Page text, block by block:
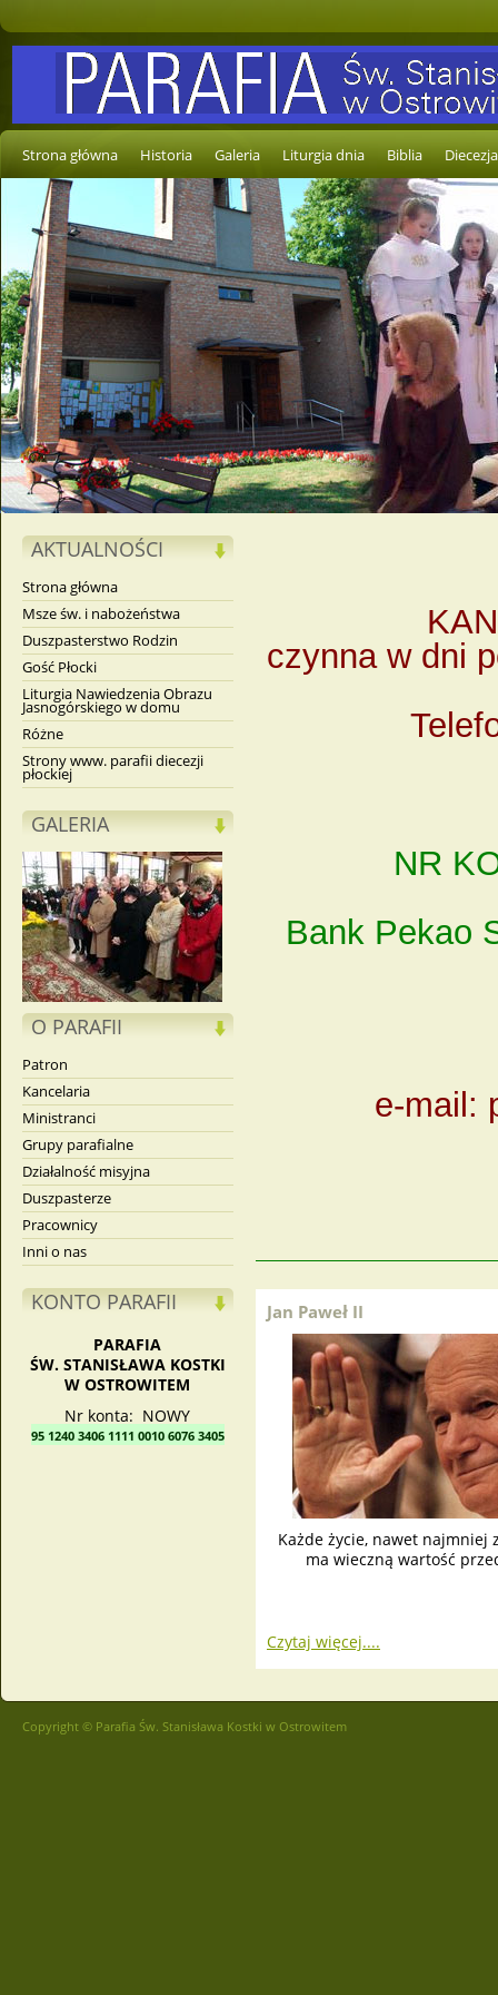
Strona główna Historia Galeria Liturgia dnia Biblia
AKTUALNOŚCI
Strona główna
Msze św. i nabożeństwa
Duszpasterstwo Rodzin
Gość Płocki
Liturgia Nawiedzenia Obrazu
Jasnogórskiego w domu
Różne
Strony www. parafii diecezji
płockiej
GALERIA
O PARAFII
Patron
Kancelaria
Ministranci
Grupy parafialne
Działalność misyjna
Duszpasterze
Pracownicy
Inni o nas
KONTO PARAFII
PARAFIA
ŚW. STANISŁAWA KOSTKI
W OSTROWITEM
Nr konta: NOWY
95 1240 3406 1111 0010 6076 3405
czynna w dni
NR
Bank Pekao
e-mail:
Jan Paweł II
Każde życie, nawet najmniej
ma wieczną wartość
Czytaj więcej....
Copyright © Parafia Św. Stanisława Kostki w Ostrowitem